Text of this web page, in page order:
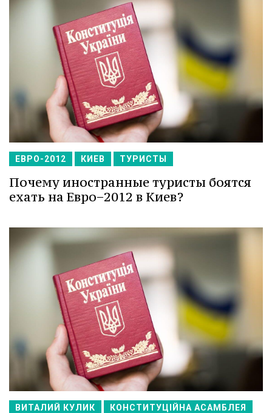
ЕВРО-2012 КИЕВ ТУРИСТЫ
Почему иностранные туристы боятся
ехать на Евро−2012 в Киев?
ВИТАЛИЙ КУЛИК КОНСТИТУЦІЙНА АСАМБЛЕЯ